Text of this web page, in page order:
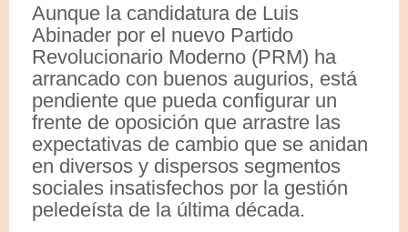
Aunque la candidatura de Luis
Abinader por el nuevo Partido
Revolucionario Moderno (PRM) ha
arrancado con buenos augurios, está
pendiente que pueda configurar un
frente de oposición que arrastre las
expectativas de cambio que se anidan
en diversos y dispersos segmentos
sociales insatisfechos por la gestión
peledeísta de la última década.